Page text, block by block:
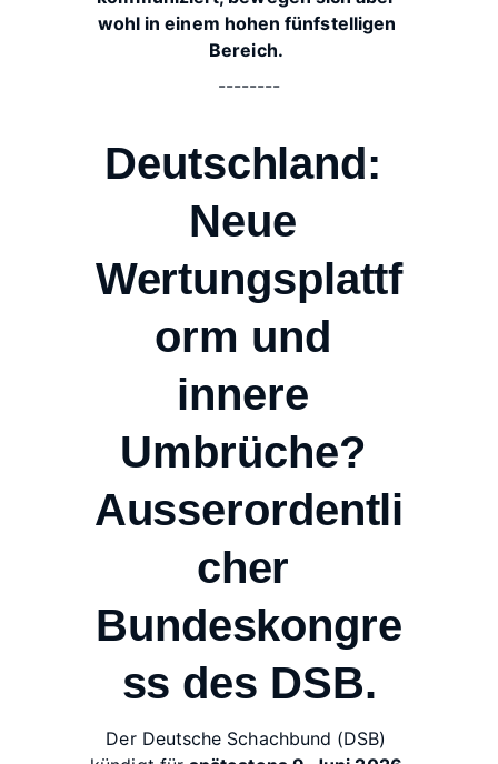
wohl in einem hohen fünfstelligen
Bereich.
--------
Deutschland:
Neue
Wertungsplattf
orm und
innere
Umbrüche?
Ausserordentli
cher
Bundeskongre
ss des DSB.
Der Deutsche Schachbund (DSB)